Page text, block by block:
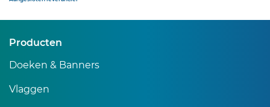
Producten
Doeken & Banners
Vlaggen